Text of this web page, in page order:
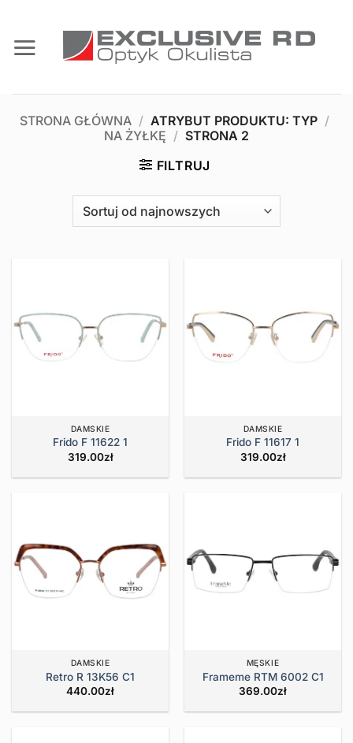
zawartości
STRONA GŁÓWNA / ATRYBUT PRODUKTU: TYP /
NA ŻYŁKĘ / STRONA 2
FILTRUJ
DAMSKIE
Frido F 11622 1
319.00zł
DAMSKIE
Frido F 11617 1
319.00zł
DAMSKIE
Retro R 13K56 C1
440.00zł
MĘSKIE
Frameme RTM 6002 C1
369.00zł